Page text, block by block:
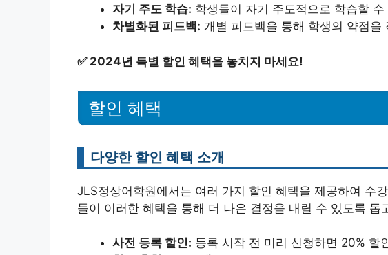
자기 주도 학습: 학생들이 자기 주도적으로 학습할
차별화된 피드백: 개별 피드백을 통해 학생의 약점
✅ 2024년 특별 할인 혜택을 놓치지 마세요!
할인 혜택
다양한 할인 혜택 소개
JLS정상어학원에서는 여러 가지 할인 혜택을 제공하여 수
들이 이러한 혜택을 통해 더 나은 결정을 내릴 수 있도록 돕
사전 등록 할인: 등록 시작 전 미리 신청하면 20% 할